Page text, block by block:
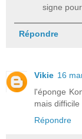
signe
Répondre
Vikie 16
l'éponge
mais
Répondre